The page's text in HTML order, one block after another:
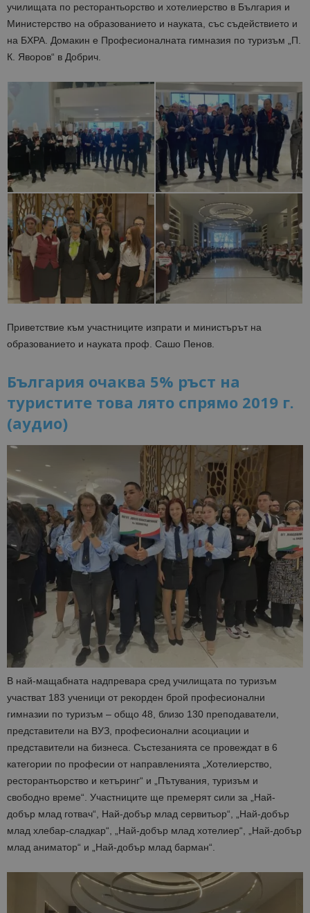
училищата по ресторантьорство и хотелиерство в България и
Министерство на образованието и науката, със съдействието и
на БХРА. Домакин е Професионалната гимназия по туризъм „П.
К. Яворов“ в Добрич.
Приветствие към участниците изпрати и министърът на
образованието и науката проф. Сашо Пенов.
България очаква 5% ръст на
туристите това лято спрямо 2019 г.
(аудио)
В най-мащабната надпревара сред училищата по туризъм
участват 183 ученици от рекорден брой професионални
гимназии по туризъм – общо 48, близо 130 преподаватели,
представители на ВУЗ, професионални асоциации и
представители на бизнеса. Състезанията се провеждат в 6
категории по професии от направленията „Хотелиерство,
ресторантьорство и кетъринг“ и „Пътувания, туризъм и
свободно време“. Участниците ще премерят сили за „Най-
добър млад готвач“, Най-добър млад сервитьор“, „Най-добър
млад хлебар-сладкар“, „Най-добър млад хотелиер“, „Най-добър
млад аниматор“ и „Най-добър млад барман“.